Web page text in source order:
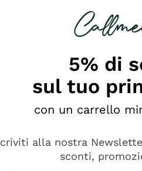
5% di
sul tuo
con un carrello
alla nostra
sconti,